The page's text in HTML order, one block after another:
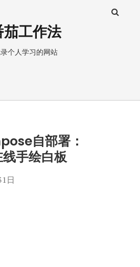
茄工作法
个人学习的网站
自部署：
手绘白板
日